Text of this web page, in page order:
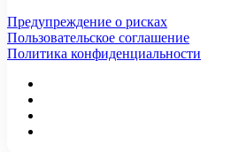
Предупреждение о рисках
Пользовательское соглашение
Политика конфиденциальности